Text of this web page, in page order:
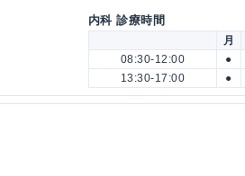
内科 診療時間
月
08:30-12:00
●
13:30-17:00
●